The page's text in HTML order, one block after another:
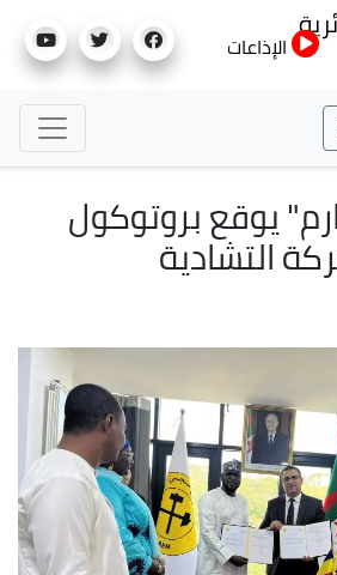
إلى
الإذاعات
يوقع بروتوكول
التشادية